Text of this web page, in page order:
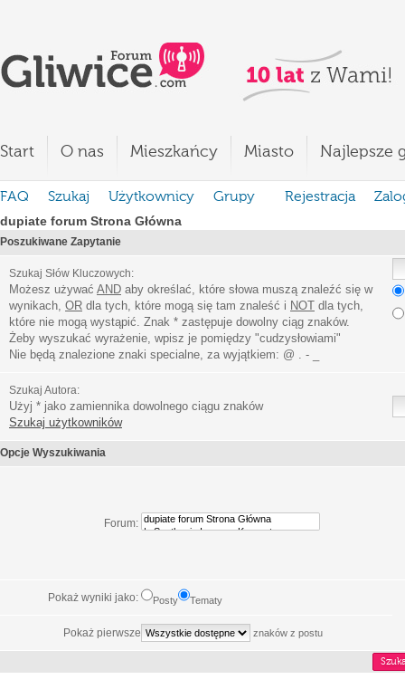
Start O nas Mieszkańcy Miasto Najlepsze
FAQ Szukaj Użytkownicy Grupy Rejestracja
dupiate forum Strona Główna
Poszukiwane Zapytanie
Szukaj Słów Kluczowych:
Możesz używać AND aby określać, które słowa muszą znaleźć się w
wynikach, OR dla tych, które mogą się tam znaleść i NOT dla tych,
które nie mogą wystąpić. Znak * zastępuje dowolny ciąg znaków.
Żeby wyszukać wyrażenie, wpisz je pomiędzy "cudzysłowiami"
Nie będą znalezione znaki specialne, za wyjątkiem: @ . - _
Szukaj Autora:
Użyj * jako zamiennika dowolnego ciągu znaków
Szukaj użytkowników
Opcje Wyszukiwania
Forum:
Pokaż wyniki jako: Posty Tematy
Pokaż pierwsze znaków z postu